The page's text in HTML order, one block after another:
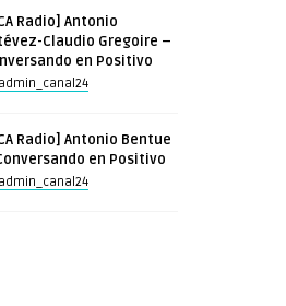
Radio] Antonio
Claudio Gregoire –
en Positivo
admin_canal24
Radio] Antonio Bentue
en Positivo
admin_canal24